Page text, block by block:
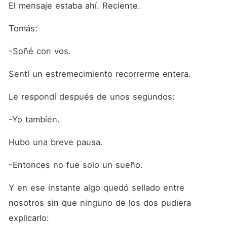
El mensaje estaba ahí. Reciente.
Tomás:
-Soñé con vos.
Sentí un estremecimiento recorrerme entera.
Le respondí después de unos segundos:
-Yo también.
Hubo una breve pausa.
-Entonces no fue solo un sueño.
Y en ese instante algo quedó sellado entre
nosotros sin que ninguno de los dos pudiera
explicarlo: